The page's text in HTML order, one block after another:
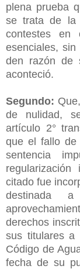
plena prueba
se trata de la
contestes en
esenciales,
den razón de
aconteció.
Segundo:
de nulidad,
artículo 2°
que el fallo de
sentencia
citado fue
destinada
derechos
sus titulares a
Código de
fecha de su